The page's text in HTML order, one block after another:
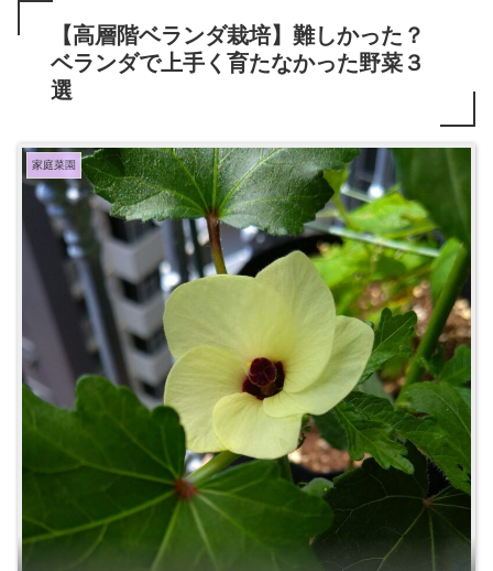
【高層階ベランダ栽培】難しかった？
ベランダで上手く育たなかった野菜３
選
家庭菜園